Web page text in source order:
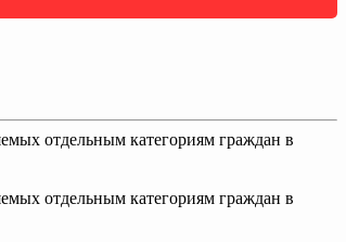
отдельным категориям граждан в
отдельным категориям граждан в